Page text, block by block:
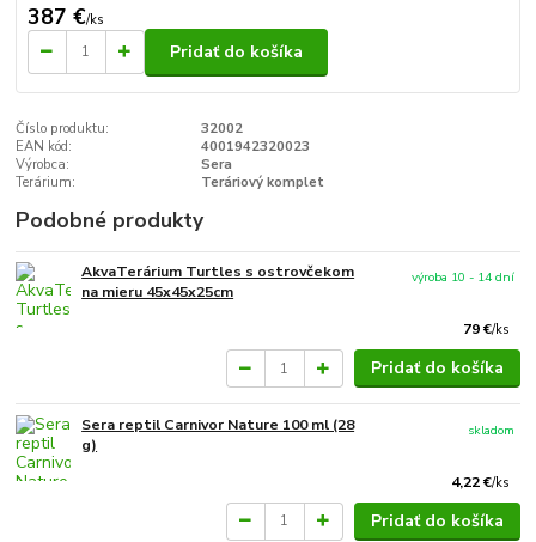
387 €/ks
Pridať do košíka
Číslo produktu:
32002
EAN kód:
4001942320023
Výrobca:
Sera
Terárium:
Teráriový komplet
Podobné produkty
AkvaTerárium Turtles s ostrovčekom
na mieru 45x45x25cm
79 €/ks
výroba 10 - 14 dní
Pridať do košíka
Sera reptil Carnivor Nature 100 ml (28
g)
4,22 €/ks
skladom
Pridať do košíka